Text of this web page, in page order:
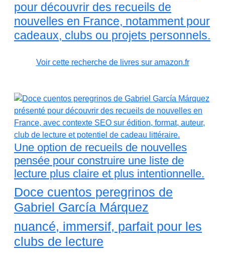
pour découvrir des recueils de
nouvelles en France, notamment pour
cadeaux, clubs ou projets personnels.
Voir cette recherche de livres sur amazon.fr
Une option de recueils de nouvelles
pensée pour construire une liste de
lecture plus claire et plus intentionnelle.
Doce cuentos peregrinos de
Gabriel García Márquez
nuancé, immersif, parfait pour les
clubs de lecture